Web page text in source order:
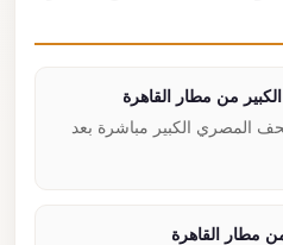
من مطار القاهرة
المصري الكبير مباشرة بعد
مطار القاهرة